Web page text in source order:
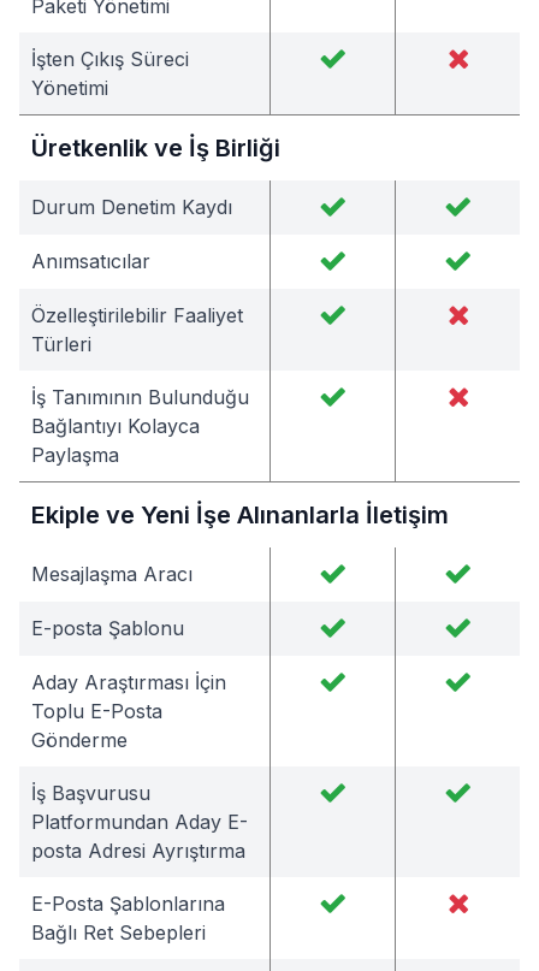
Paketi Yönetimi
İşten Çıkış Süreci
Yönetimi
Üretkenlik ve İş Birliği
Durum Denetim Kaydı
Anımsatıcılar
Özelleştirilebilir Faaliyet
Türleri
İş Tanımının Bulunduğu
Bağlantıyı Kolayca
Paylaşma
Ekiple ve Yeni İşe Alınanlarla İletişim
Mesajlaşma Aracı
E-posta Şablonu
Aday Araştırması İçin
Toplu E-Posta
Gönderme
İş Başvurusu
Platformundan Aday E-
posta Adresi Ayrıştırma
E-Posta Şablonlarına
Bağlı Ret Sebepleri